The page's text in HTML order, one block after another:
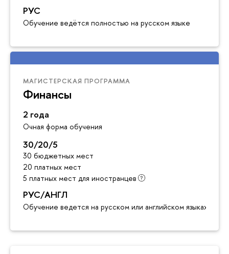
РУС
Обучение ведётся полностью на русском языке
МАГИСТЕРСКАЯ ПРОГРАММА
Финансы
2 года
Очная форма обучения
30/20/5
30 бюджетных мест
20 платных мест
5 платных мест для иностранцев
РУС/АНГЛ
Обучение ведется на русском или английском языках